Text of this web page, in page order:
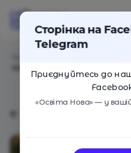
Сторінка на
Telegram
Приєднуйтесь до
«Освіта Нова» — у